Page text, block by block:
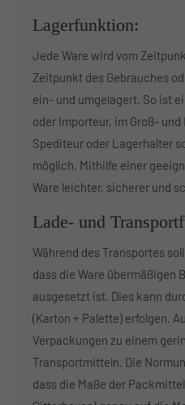
Lagerfunktion:
Jede Ware wird vom
Zeitpunkt des Gebrauches
ein- und umgelagert. So ist
oder Importeur, im Groß-
Spediteur oder Lagerhalter
möglich. Mithilfe einer
Ware leichter, sicherer und
Lade- und
Während des Transportes
dass die Ware übermäßigen
ausgesetzt ist. Dies kann
(Karton + Palette) erfolgen.
Verpackungen zu einem
Transportmitteln. Die
dass die Maße der